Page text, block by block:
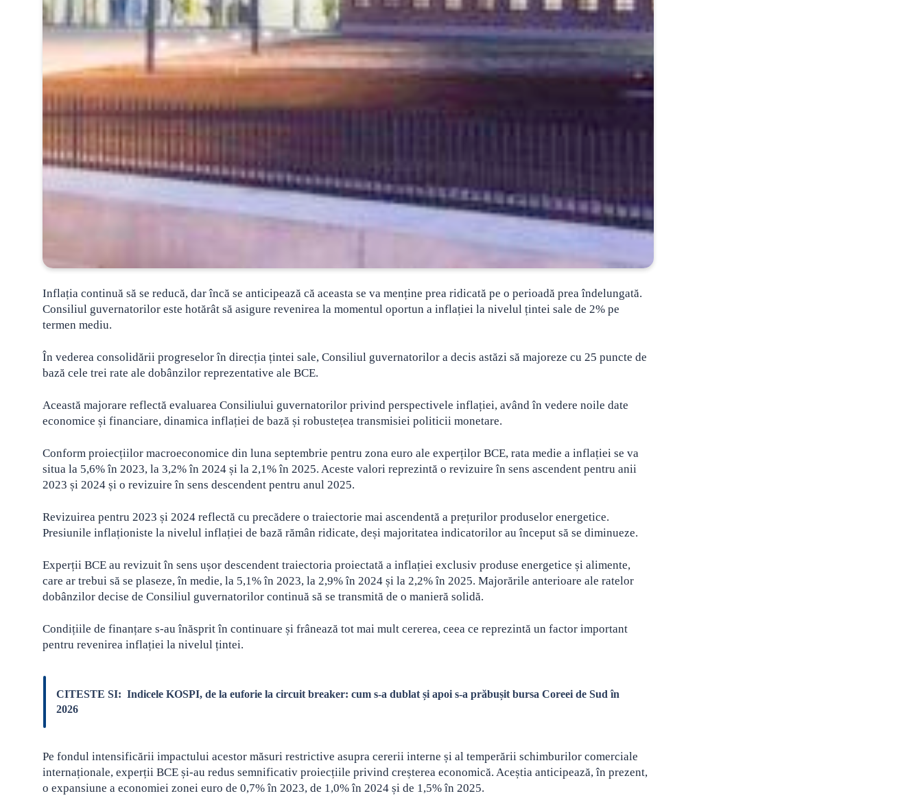
Inflația continuă să se reducă, dar încă se anticipează că aceasta se va menține prea ridicată pe o perioadă prea îndelungată.
Consiliul guvernatorilor este hotărât să asigure revenirea la momentul oportun a inflației la nivelul țintei sale de 2% pe
termen mediu.
În vederea consolidării progreselor în direcția țintei sale, Consiliul guvernatorilor a decis astăzi să majoreze cu 25 puncte de
bază cele trei rate ale dobânzilor reprezentative ale BCE.
Această majorare reflectă evaluarea Consiliului guvernatorilor privind perspectivele inflației, având în vedere noile date
economice și financiare, dinamica inflației de bază și robustețea transmisiei politicii monetare.
Conform proiecțiilor macroeconomice din luna septembrie pentru zona euro ale experților BCE, rata medie a inflației se va
situa la 5,6% în 2023, la 3,2% în 2024 și la 2,1% în 2025. Aceste valori reprezintă o revizuire în sens ascendent pentru anii
2023 și 2024 și o revizuire în sens descendent pentru anul 2025.
Revizuirea pentru 2023 și 2024 reflectă cu precădere o traiectorie mai ascendentă a prețurilor produselor energetice.
Presiunile inflaționiste la nivelul inflației de bază rămân ridicate, deși majoritatea indicatorilor au început să se diminueze.
Experții BCE au revizuit în sens ușor descendent traiectoria proiectată a inflației exclusiv produse energetice și alimente,
care ar trebui să se plaseze, în medie, la 5,1% în 2023, la 2,9% în 2024 și la 2,2% în 2025. Majorările anterioare ale ratelor
dobânzilor decise de Consiliul guvernatorilor continuă să se transmită de o manieră solidă.
Condițiile de finanțare s-au înăsprit în continuare și frânează tot mai mult cererea, ceea ce reprezintă un factor important
pentru revenirea inflației la nivelul țintei.
CITESTE SI: Indicele KOSPI, de la euforie la circuit breaker: cum s-a dublat și apoi s-a prăbușit bursa Coreei de Sud în
2026
Pe fondul intensificării impactului acestor măsuri restrictive asupra cererii interne și al temperării schimburilor comerciale
internaționale, experții BCE și-au redus semnificativ proiecțiile privind creșterea economică. Aceștia anticipează, în prezent,
o expansiune a economiei zonei euro de 0,7% în 2023, de 1,0% în 2024 și de 1,5% în 2025.